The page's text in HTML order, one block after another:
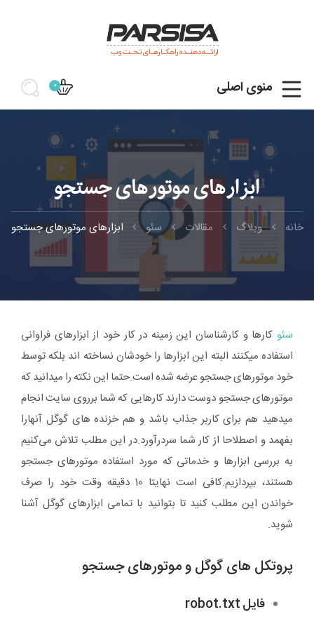
ارائـــه دهنــده راهکــارهــای تحــت وب
منوی اصلی 0
ابزارهای موتورهای جستجو
خانه وبلاگ مقالات سئو ابزارهای موتورهای جستجو
سئو کارها و کارشناسان این زمینه در کار خود از ابزارهای فراوانی
استفاده میکنند البته این ابزارها را خودشان نساخته اند بلکه توسط
خود موتورهای جستجو عرضه شده است.حتما این نکته را میدانید که
موتورهای جستجو دوست دارند کارهایی که شما برروی سایت انجام
میدهید هم برای کاربر جذاب باشد و هم خزنده های گوگل آنهارا
بفهمد و اصطلاحا از کار شما سردرآورد.در این مطلب تلاش می‌کنیم
به بررسی ابزارها و خدماتی که مورد استفاده موتورهای جستجو
هستند، بپردازیم.کافی است نهایتا 10 دقیقه وقت خود را صرف
خواندن این مطلب کنید تا بتوانید با تمامی ابزارهای گوگل آشنا
شوید.
پروتکل های گوگل و موتورهای جستجو
فایل robot.txt